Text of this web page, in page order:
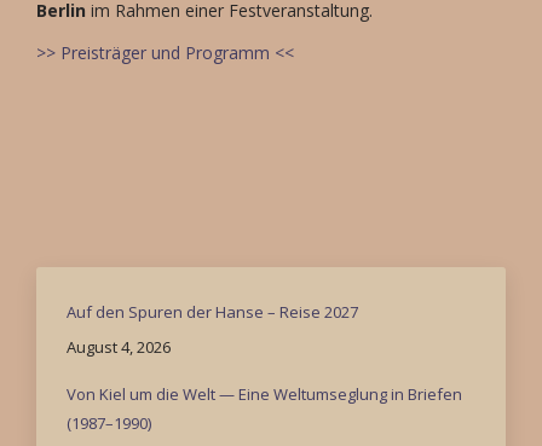
Berlin im Rahmen einer Festveranstaltung.
>> Preisträger und Programm <<
Auf den Spuren der Hanse – Reise 2027
August 4, 2026
Von Kiel um die Welt — Eine Weltumseglung in Briefen
(1987–1990)